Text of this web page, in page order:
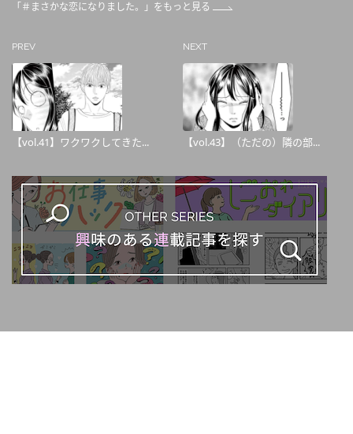
「＃まさかな恋になりました。」をもっと見る
PREV
【vol.41】ワクワクしてきた...
NEXT
【vol.43】（ただの）隣の部...